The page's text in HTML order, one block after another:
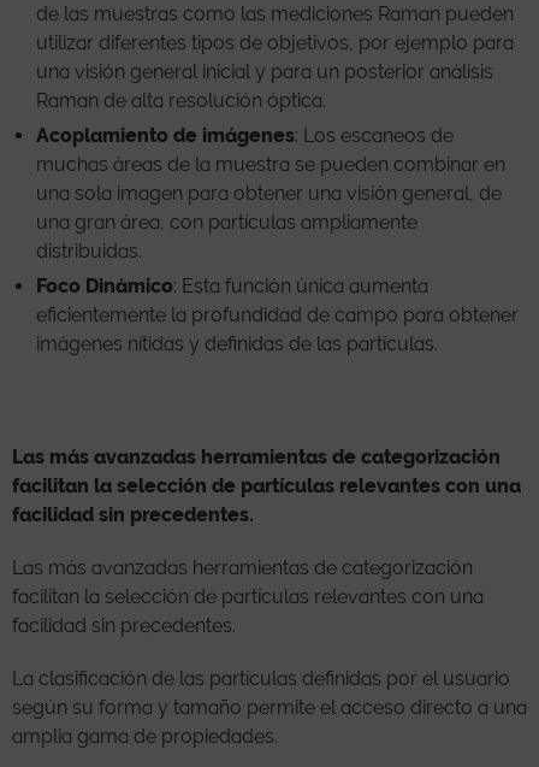
de las muestras como las mediciones Raman pueden
utilizar diferentes tipos de objetivos, por ejemplo para
una visión general inicial y para un posterior análisis
Raman de alta resolución óptica.
Acoplamiento de imágenes: Los escaneos de
muchas áreas de la muestra se pueden combinar en
una sola imagen para obtener una visión general, de
una gran área, con partículas ampliamente
distribuidas.
Foco Dinámico: Esta función única aumenta
eficientemente la profundidad de campo para obtener
imágenes nítidas y definidas de las partículas.
Las más avanzadas herramientas de categorización
facilitan la selección de partículas relevantes con una
facilidad sin precedentes.
Las más avanzadas herramientas de categorización
facilitan la selección de partículas relevantes con una
facilidad sin precedentes.
La clasificación de las partículas definidas por el usuario
según su forma y tamaño permite el acceso directo a una
amplia gama de propiedades.